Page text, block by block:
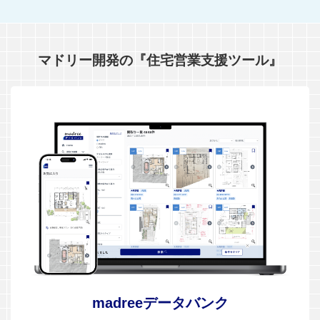
マドリー開発の『住宅営業支援ツール』
madreeデータバンク